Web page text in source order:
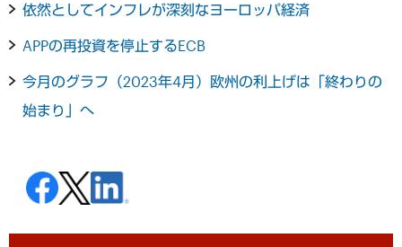
依然としてインフレが深刻なヨーロッパ経済
APPの再投資を停止するECB
今月のグラフ（2023年4月）欧州の利上げは「終わりの
始まり」へ